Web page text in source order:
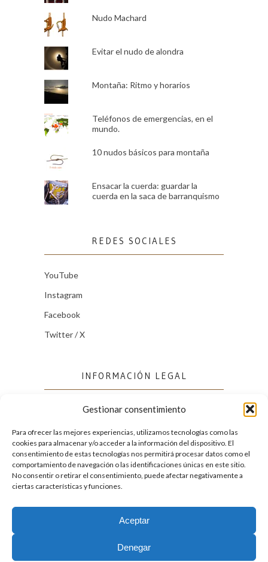
Gestionar consentimiento
Para ofrecer las mejores experiencias, utilizamos tecnologías como las
cookies para almacenar y/o acceder a la información del dispositivo. El
consentimiento de estas tecnologías nos permitirá procesar datos como el
comportamiento de navegación o las identificaciones únicas en este sitio.
No consentir o retirar el consentimiento, puede afectar negativamente a
ciertas características y funciones.
Aceptar
Denegar
Nudo Machard
Evitar el nudo de alondra
Montaña: Ritmo y horarios
Teléfonos de emergencias, en el
mundo.
10 nudos básicos para montaña
Ensacar la cuerda: guardar la
cuerda en la saca de barranquismo
REDES SOCIALES
YouTube
Instagram
Facebook
Twitter / X
INFORMACIÓN LEGAL
Política de cookies (UE)
Política de privacidad
FACEBOOK